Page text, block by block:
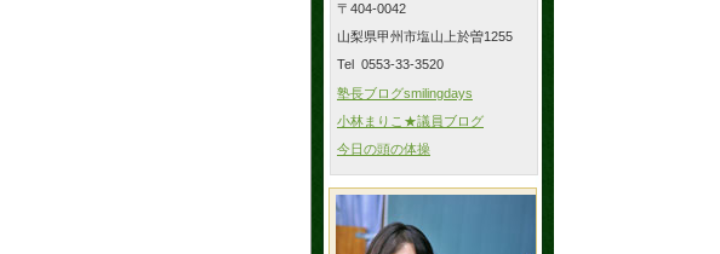
〒404-0042
山梨県甲州市塩山上於曽1255
Tel 0553-33-3520
塾長ブログsmilingdays
小林まりこ★議員ブログ
今日の頭の体操